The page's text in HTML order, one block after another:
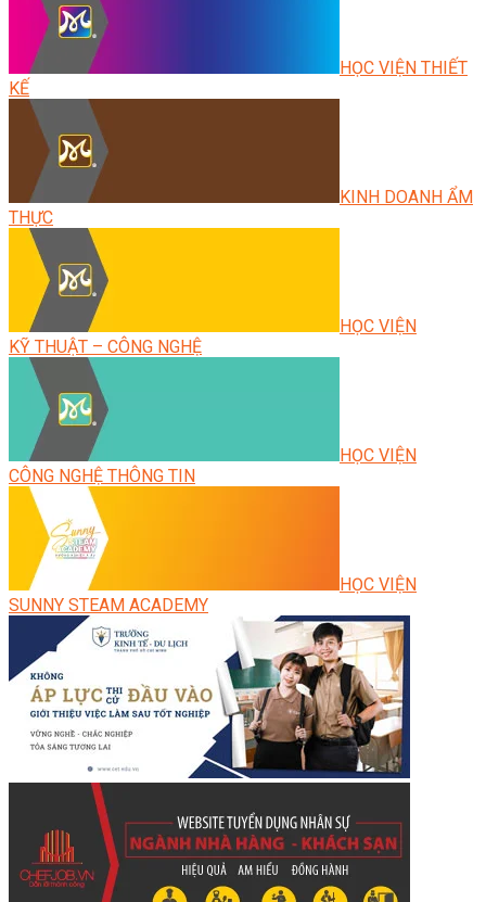
HỌC VIỆN THIẾT
KẾ
KINH DOANH ẨM
THỰC
HỌC VIỆN
KỸ THUẬT – CÔNG NGHỆ
HỌC VIỆN
CÔNG NGHỆ THÔNG TIN
HỌC VIỆN
SUNNY STEAM ACADEMY